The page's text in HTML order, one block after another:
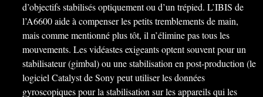
d’objectifs stabilisés optiquement ou d’un trépied. L’IBIS de
l’A6600 aide à compenser les petits tremblements de main,
mais comme mentionné plus tôt, il n’élimine pas tous les
mouvements. Les vidéastes exigeants optent souvent pour un
stabilisateur (gimbal) ou une stabilisation en post-production (le
logiciel Catalyst de Sony peut utiliser les données
gyroscopiques pour la stabilisation sur les appareils qui les